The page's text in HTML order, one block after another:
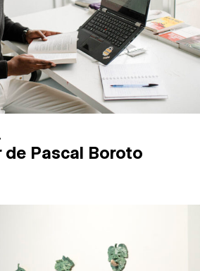
ARTISTIQUE ↓
de Pascal Boroto